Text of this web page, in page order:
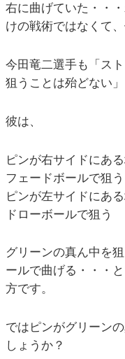
右に曲げていた・・
けの戦術ではなくて
今田竜二選手も「ス
狙うことは殆どない
彼は、
ピンが右サイドに
フェードボールで狙う
ピンが左サイドに
ドローボールで狙う
グリーンの真ん中を
ールで曲げる・・・
方です。
ではピンがグリーン
しょうか？